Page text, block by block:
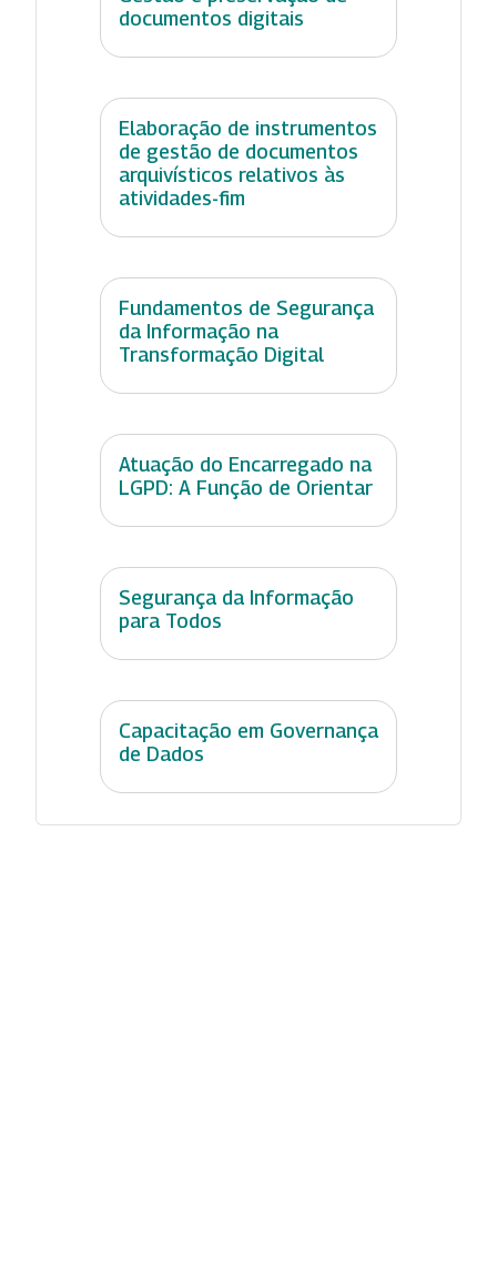
documentos digitais
Elaboração de instrumentos
de gestão de documentos
arquivísticos relativos às
atividades-fim
Fundamentos de Segurança
da Informação na
Transformação Digital
Atuação do Encarregado na
LGPD: A Função de Orientar
Segurança da Informação
para Todos
Capacitação em Governança
de Dados